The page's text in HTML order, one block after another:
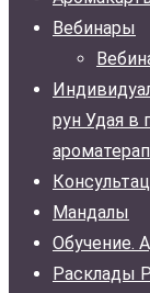
Вебинары
рун Удая в
Мандалы
Обучение.
Расклады